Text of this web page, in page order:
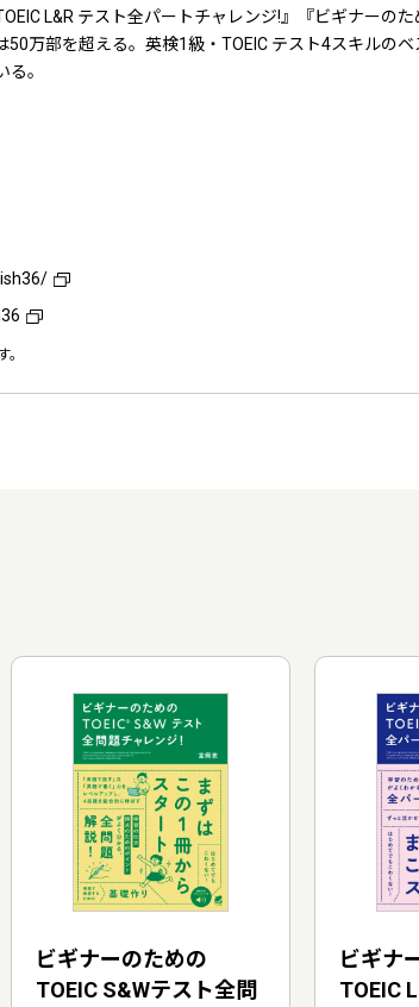
L&R テスト全パートチャレンジ!』『ビギナーの
万部を超える。英検1級・TOEIC テスト4スキルの
。
ビギナーのための
TOEIC S&Wテスト全問
ビギナ
TOEIC